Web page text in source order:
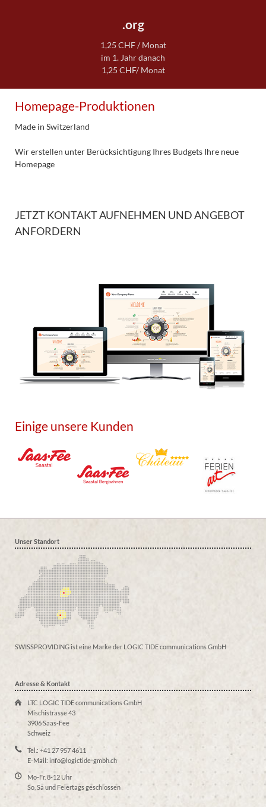
.org
1,25 CHF / Monat
im 1. Jahr danach
1,25 CHF/ Monat
Homepage-Produktionen
Made in Switzerland
Wir erstellen unter Berücksichtigung Ihres Budgets Ihre neue
Homepage
JETZT KONTAKT AUFNEHMEN UND ANGEBOT
ANFORDERN
Einige unsere Kunden
Unser Standort
SWISSPROVIDING ist eine Marke der LOGIC TIDE communications GmbH
Adresse & Kontakt
LTC LOGIC TIDE communications GmbH
Mischistrasse 43
3906 Saas-Fee
Schweiz
Tel.: +41 27 957 4611
E-Mail: info@logictide-gmbh.ch
Mo-Fr. 8-12 Uhr
So, Sa und Feiertags geschlossen